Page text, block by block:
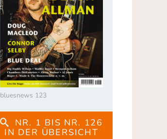
bluesnews 123
NR. 1 BIS NR. 126
IN DER ÜBERSICHT